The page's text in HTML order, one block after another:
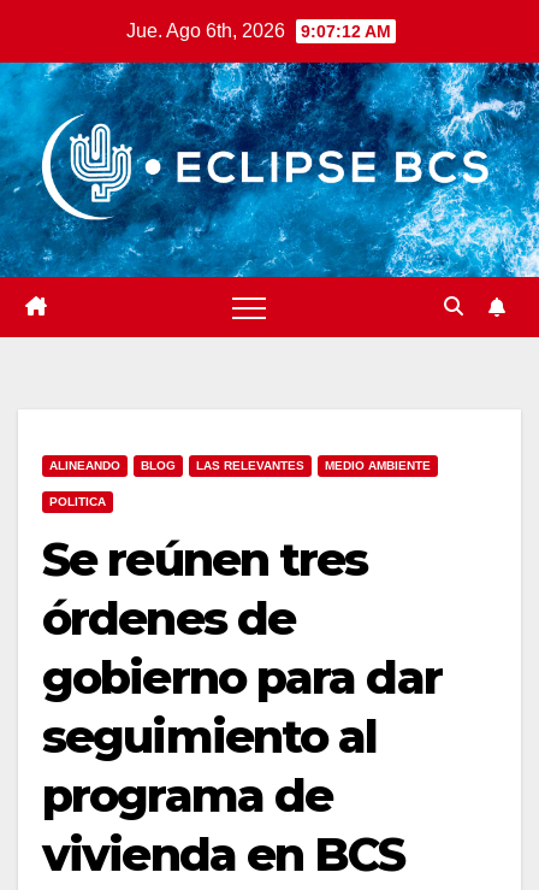
contenido
Jue. Ago 6th, 2026 9:07:13 AM
ALINEANDO BLOG LAS RELEVANTES MEDIO AMBIENTE
POLITICA
Se reúnen tres
órdenes de
gobierno para dar
seguimiento al
programa de
vivienda en BCS